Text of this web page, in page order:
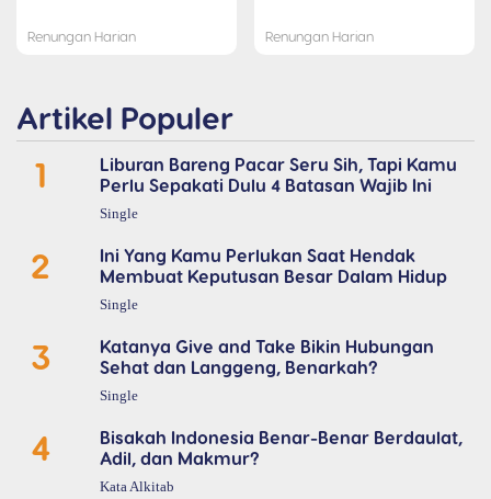
Renungan Harian Renungan Harian
Artikel Populer
1
Liburan Bareng Pacar Seru Sih, Tapi Kamu
Perlu Sepakati Dulu 4 Batasan Wajib Ini
Single
2
Ini Yang Kamu Perlukan Saat Hendak
Membuat Keputusan Besar Dalam Hidup
Single
3
Katanya Give and Take Bikin Hubungan
Sehat dan Langgeng, Benarkah?
Single
4
Bisakah Indonesia Benar-Benar Berdaulat,
Adil, dan Makmur?
Kata Alkitab